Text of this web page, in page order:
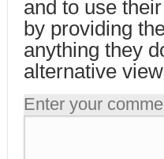
and to use
by providing
anything they
alternative